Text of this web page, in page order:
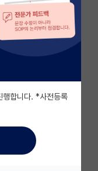
석사과정 학생입니다.
입니다.)
행합니다. *사전등록